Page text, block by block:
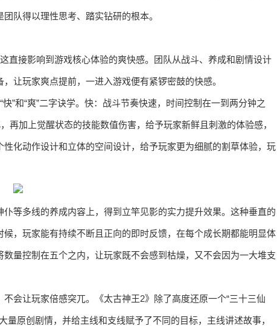
队得以理性思考、踏实钻研的根本。
直接影响到游戏核心体验的爽快感。团队从战斗、养成和剧情设计
让玩家爽点提前，一进入游戏便有紧锣密鼓的快感。
”和“爽”二字诀学。快：战斗节奏快速，时间控制在一到两分钟之
再加上觉醒状态的技能数值伤害，给予玩家新鲜且刺激的体验感，
化动作设计和立体的空间设计，给予玩家更为细腻的割草体验，玩
等多线的养成内容上，得到立竿见影的实力提升效果。这种垂直的
，玩家能有持续不断且正向的即时反馈，在每个成长期都能明显体
量控制在五个之内，让玩家既不会感到枯燥，又不会因为一大堆支
会让玩家倍感突兀。《太古神王2》除了高度还原一个“三十三仙
原创剧情，并给主线和支线赋予了不同的目标，主线讲述故事，